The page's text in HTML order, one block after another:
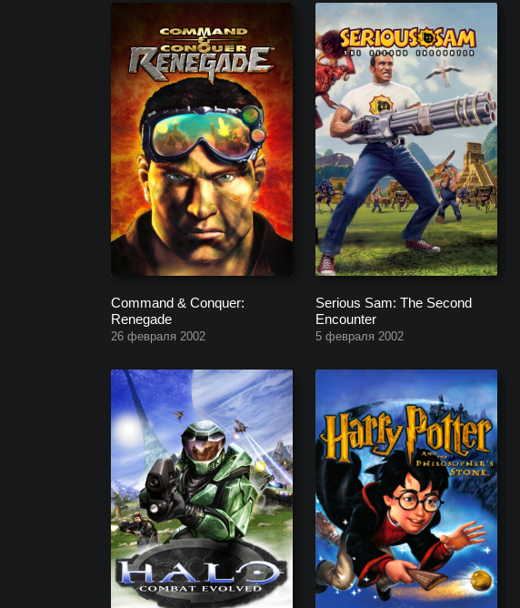
Command & Conquer:
Renegade
26 февраля 2002
Serious Sam: The Second
Encounter
5 февраля 2002